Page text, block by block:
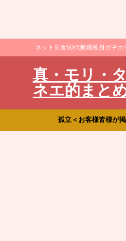
ネット乞食50代無職独身ガチ
真・モリ・
ネエ的まと
孤立＜お客様皆様が